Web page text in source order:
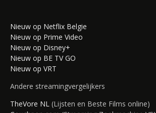
Nieuw op Netflix Belgie
Nieuw op Prime Video
Nieuw op Disney+
Nieuw op BE TV GO
Nieuw op VRT
Andere streamingvergelijkers
TheVore NL (Lijsten en Beste Films online)